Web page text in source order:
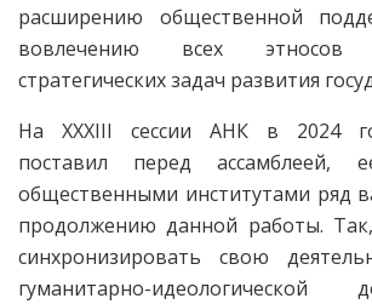
расширению общественной
вовлечению всех
стратегических задач развития
На XXXIII сессии АНК в 2024
поставил перед ассамб­леей,
общественными институтами ряд
продолжению данной работы.
синхронизировать свою
гуманитарно-